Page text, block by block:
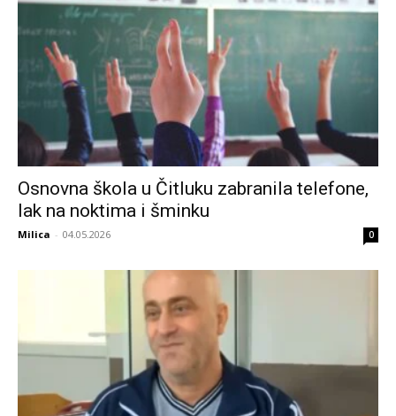
Osnovna škola u Čitluku zabranila telefone,
lak na noktima i šminku
Milica - 04.05.2026 0